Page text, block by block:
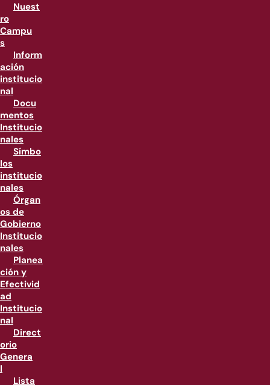
Nuest
ro
Campu
s
Inform
ación
institucio
nal
Docu
mentos
Institucio
nales
Símbo
los
institucio
nales
Órgan
os de
Gobierno
Institucio
nales
Planea
ción y
Efectivid
ad
Institucio
nal
Direct
orio
Genera
l
Lista